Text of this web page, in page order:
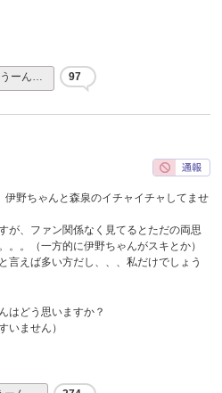
うーん… 97
伊野ちゃんと森泉のイチャイチャしてませ
が、ファン関係なく見てるとただの両思
。。（一方的に伊野ちゃんがスキとか）
言えば多い方だし、、、私だけでしょう
はどう思いますか？
いません）